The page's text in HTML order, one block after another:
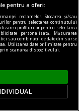
pentru a oferi:
reclamelor. Stocarea și/sau
pentru selectarea conținutului
profilurilor pentru selectarea
personalizată. Măsurarea
sau combinații de date din surse
Utilizarea datelor limitate pentru
scanarea dispozitivului.